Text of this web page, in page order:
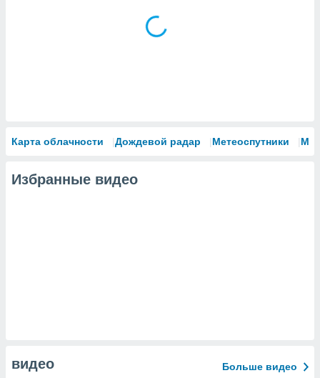
Карта облачности Дождевой радар Метеоспутники
Избранные видео
видео Больше видео